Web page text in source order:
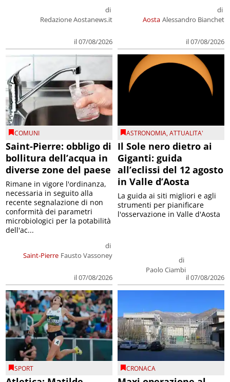
di
Redazione Aostanews.it
il 07/08/2026
Aosta
di
Alessandro Bianchet
il 07/08/2026
COMUNI
Saint-Pierre: obbligo di
bollitura dell’acqua in
diverse zone del paese
Saint-Pierre
di
Fausto Vassoney
il 07/08/2026
Rimane in vigore l'ordinanza,
necessaria in seguito alla
recente segnalazione di non
conformità dei parametri
microbiologici per la potabilità
dell'ac...
ASTRONOMIA,ATTUALITA'
Il Sole nero dietro ai
Giganti: guida
all’eclissi del 12 agosto
in Valle d’Aosta
di
Paolo Ciambi
il 07/08/2026
La guida ai siti migliori e agli
strumenti per pianificare
l'osservazione in Valle d'Aosta
SPORT CRONACA